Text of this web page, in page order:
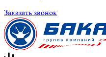
Заказать звонок